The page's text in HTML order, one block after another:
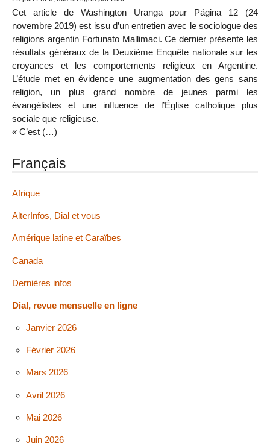
Cet article de Washington Uranga pour Página 12 (24
novembre 2019) est issu d’un entretien avec le sociologue des
religions argentin Fortunato Mallimaci. Ce dernier présente les
résultats généraux de la Deuxième Enquête nationale sur les
croyances et les comportements religieux en Argentine.
L’étude met en évidence une augmentation des gens sans
religion, un plus grand nombre de jeunes parmi les
évangélistes et une influence de l’Église catholique plus
sociale que religieuse.
« C’est (…)
Français
Afrique
AlterInfos, Dial et vous
Amérique latine et Caraïbes
Canada
Dernières infos
Dial, revue mensuelle en ligne
Janvier 2026
Février 2026
Mars 2026
Avril 2026
Mai 2026
Juin 2026